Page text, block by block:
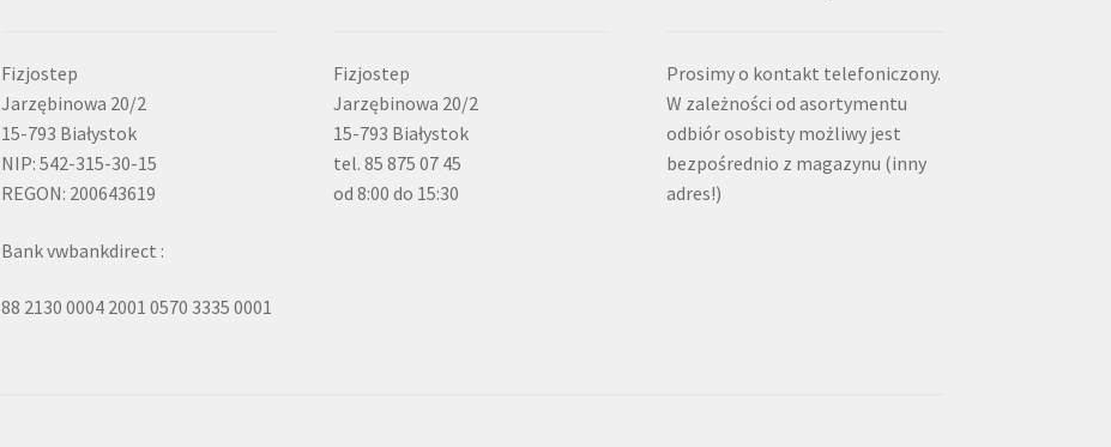
Fizjostep
Jarzębinowa 20/2
15-793 Białystok
NIP: 542-315-30-15
REGON: 200643619
Bank vwbankdirect :
88 2130 0004 2001 0570 3335 0001
Fizjostep
Jarzębinowa 20/2
15-793 Białystok
tel. 85 875 07 45
od 8:00 do 15:30
Prosimy o kontakt telefoniczony.
W zależności od asortymentu
odbiór osobisty możliwy jest
bezpośrednio z magazynu (inny
adres!)